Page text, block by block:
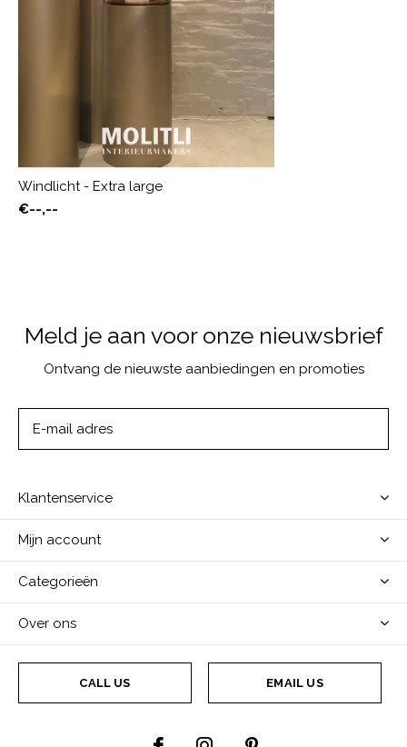
Windlicht - Extra large
€--,--
Meld je aan voor onze nieuwsbrief
Ontvang de nieuwste aanbiedingen en promoties
Klantenservice
Mijn account
Categorieën
Over ons
CALL US EMAIL US